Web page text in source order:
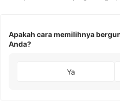
Apakah cara memilihnya
Anda?
Ya